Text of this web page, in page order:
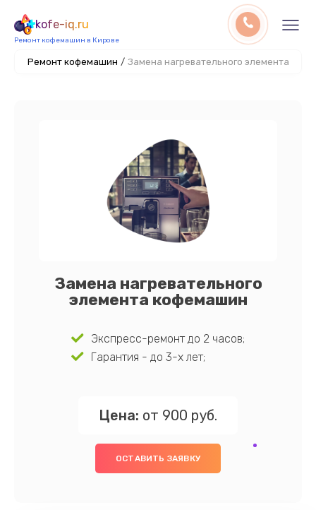
kofe-iq.ru
Ремонт кофемашин в Кирове
Ремонт кофемашин / Замена нагревательного элемента
Замена нагревательного
элемента кофемашин
Экспресс-ремонт до 2 часов;
Гарантия - до 3-х лет;
Цена: от 900 руб.
ОСТАВИТЬ ЗАЯВКУ